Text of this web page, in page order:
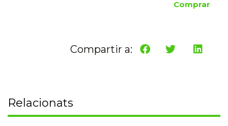
Comprar
Compartir a:
Relacionats